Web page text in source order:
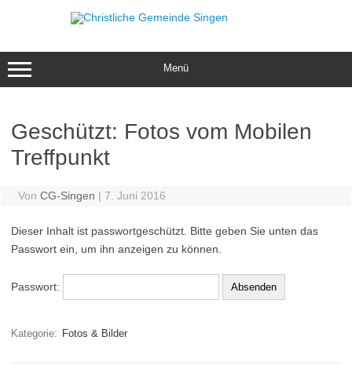
Menü
Geschützt: Fotos vom Mobilen
Treffpunkt
Von CG-Singen | 7. Juni 2016
Dieser Inhalt ist passwortgeschützt. Bitte geben Sie unten das
Passwort ein, um ihn anzeigen zu können.
Passwort:
Kategorie: Fotos & Bilder